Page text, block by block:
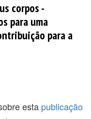
corpos -
para uma
para a
esta publicação